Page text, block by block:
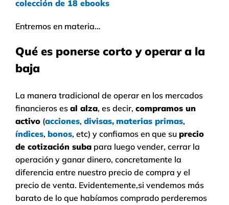
colección de 18 ebooks
Entremos en materia…
Qué es ponerse corto y operar a la
baja
La manera tradicional de operar en los mercados
financieros es al alza, es decir, compramos un
activo (acciones, divisas, materias primas,
índices, bonos, etc) y confiamos en que su precio
de cotización suba para luego vender, cerrar la
operación y ganar dinero, concretamente la
diferencia entre nuestro precio de compra y el
precio de venta. Evidentemente,si vendemos más
barato de lo que habíamos comprado perderemos